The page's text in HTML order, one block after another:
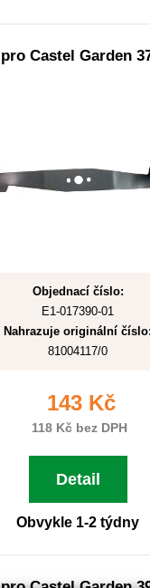
Castel Garden
Objednací číslo:
E1-017390-01
Nahrazuje originální číslo:
81004117/0
143 Kč
118 Kč bez DPH
Detail
Obvykle 1-2 týdny